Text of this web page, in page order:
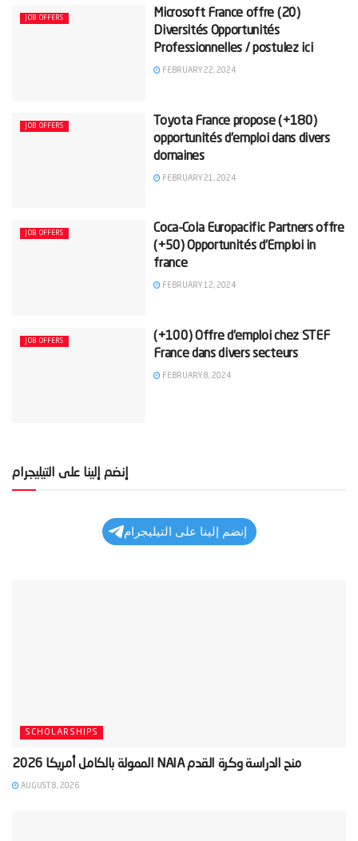
JOB OFFERS
Microsoft France offre (20)
Diversités Opportunités
Professionnelles / postulez ici
FEBRUARY 22, 2024
JOB OFFERS
Toyota France propose (+180)
opportunités d’emploi dans divers
domaines
FEBRUARY 21, 2024
JOB OFFERS
Coca-Cola Europacific Partners offre
(+50) Opportunités d’Emploi in
france
FEBRUARY 12, 2024
JOB OFFERS
(+100) Offre d’emploi chez STEF
France dans divers secteurs
FEBRUARY 8, 2024
إنضم إلينا على التيليجرام
إنضم إلينا على التيليجرام
SCHOLARSHIPS
‫منح الدراسة وكرة القدم NAIA الممولة بالكامل أمريكا 2026‬
AUGUST 8, 2026